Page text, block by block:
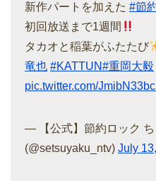
新作パートを加えた #節
初回放送まで1週間
タカオと稲葉がふたたび
竜也 #KATTUN#重岡大毅
pic.twitter.com/
— 【公式】節約ロック
(@setsuyaku_ntv) July